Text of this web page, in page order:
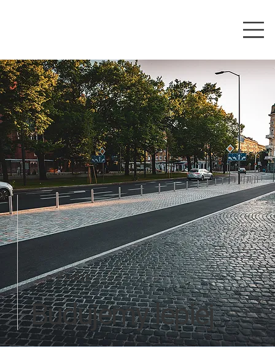
O FIRMIE
Budujemy lepiej